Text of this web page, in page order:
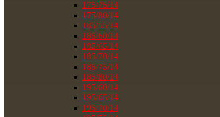
175/75/14
175/80/14
185/55/14
185/60/14
185/65/14
185/70/14
185/75/14
185/80/14
195/60/14
195/65/14
195/70/14